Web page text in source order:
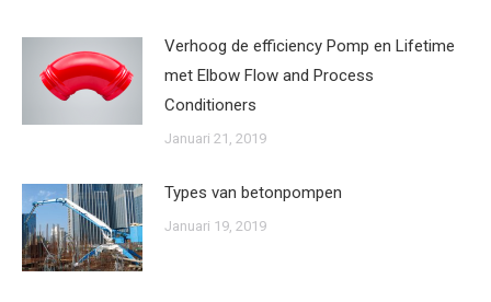
Verhoog de efficiency Pomp en Lifetime
met Elbow Flow and Process
Conditioners
Januari 21, 2019
Types van betonpompen
Januari 19, 2019